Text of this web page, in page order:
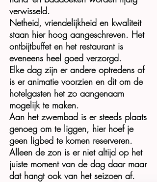
verwisseld.
Netheid, vriendelijkheid en kwaliteit
staan hier hoog aangeschreven. Het
ontbijtbuffet en het restaurant is
eveneens heel goed verzorgd.
Elke dag zijn er andere optredens of
is er animatie voorzien en dit om de
hotelgasten het zo aangenaam
mogelijk te maken.
Aan het zwembad is er steeds plaats
genoeg om te liggen, hier hoef je
geen ligbed te komen reserveren.
Alleen de zon is er niet altijd op het
juiste moment van de dag daar maar
dat hangt ook van het seizoen af.